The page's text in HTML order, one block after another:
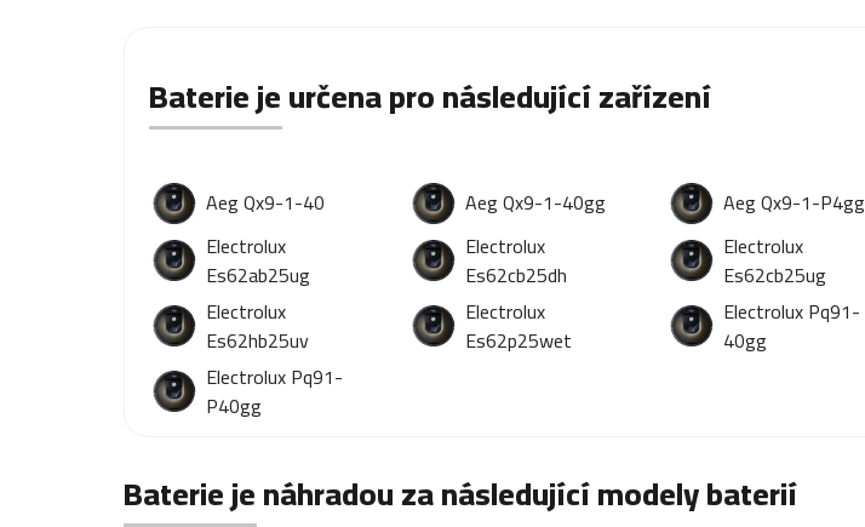
Baterie je určena pro následující zařízení
Aeg Qx9-1-40 Aeg Qx9-1-40gg
Aeg Qx9-1-P4gg
Electrolux
Es62ab25ug
Electrolux
Es62cb25dh
Electrolux
Es62cb25ug
Electrolux
Es62hb25uv
Electrolux
Es62p25wet
Electrolux Pq91-
40gg
Electrolux Pq91-
P40gg
Baterie je náhradou za následující modely baterií